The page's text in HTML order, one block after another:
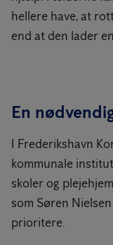
hellere have, at
end at den lader
En
I Frederikshavn
kommunale
skoler og
som Søren
prioritere.